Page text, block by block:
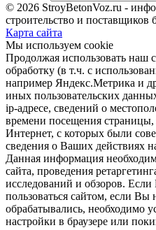
© 2026 StroyBetonVoz.ru -
строительство и поставщиков
Карта сайта
Мы используем cookie
Продолжая использовать наш
обработку (в т.ч. с
например Яндекс.Метрика и
иных пользовательских
ip-адресе, сведений о
времени посещения страницы,
Интернет, с которых были
сведения о Ваших действиях
Данная информация
сайта, проведения
исследований и обзоров.
пользоваться сайтом, если
обрабатывались, необходимо
настройки в браузере или